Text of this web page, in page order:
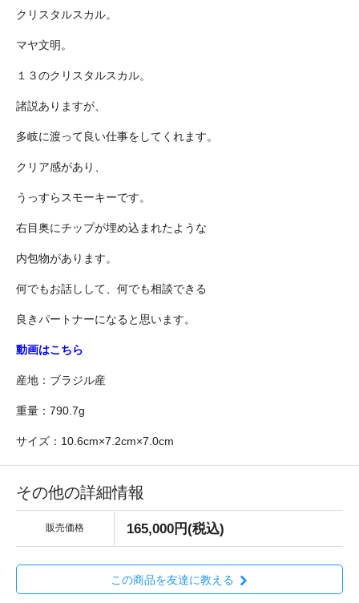
クリスタルスカル。
マヤ文明。
１３のクリスタルスカル。
諸説ありますが、
多岐に渡って良い仕事をしてくれます。
クリア感があり、
うっすらスモーキーです。
右目奥にチップが埋め込まれたような
内包物があります。
何でもお話しして、何でも相談できる
良きパートナーになると思います。
動画はこちら
産地：ブラジル産
重量：790.7g
サイズ：10.6cm×7.2cm×7.0cm
その他の詳細情報
販売価格 165,000円(税込)
この商品を友達に教える